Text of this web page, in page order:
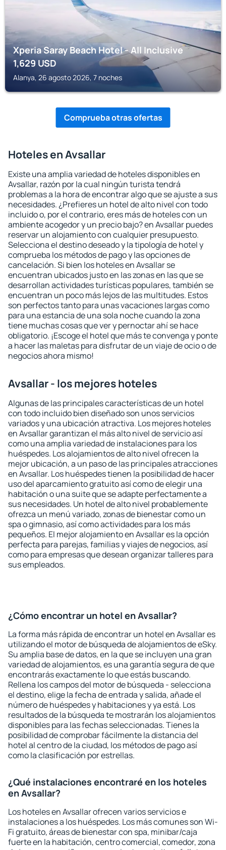
Xperia Saray Beach Hotel - All Inclusive
1,629USD
Alanya, 26 agosto 2026, 7 noches
Comprueba otras ofertas
Hoteles en Avsallar
Existe una amplia variedad de hoteles disponibles en
Avsallar, razón por la cual ningún turista tendrá
problemas a la hora de encontrar algo que se ajuste a sus
necesidades. ¿Prefieres un hotel de alto nivel con todo
incluido o, por el contrario, eres más de hoteles con un
ambiente acogedor y un precio bajo? en Avsallar puedes
reservar un alojamiento con cualquier presupuesto.
Selecciona el destino deseado y la tipología de hotel y
comprueba los métodos de pago y las opciones de
cancelación. Si bien los hoteles en Avsallar se
encuentran ubicados justo en las zonas en las que se
desarrollan actividades turísticas populares, también se
encuentran un poco más lejos de las multitudes. Estos
son perfectos tanto para unas vacaciones largas como
para una estancia de una sola noche cuando la zona
tiene muchas cosas que ver y pernoctar ahí se hace
obligatorio. ¡Escoge el hotel que más te convenga y ponte
a hacer las maletas para disfrutar de un viaje de ocio o de
negocios ahora mismo!
Avsallar - los mejores hoteles
Algunas de las principales características de un hotel
con todo incluido bien diseñado son unos servicios
variados y una ubicación atractiva. Los mejores hoteles
en Avsallar garantizan el más alto nivel de servicio así
como una amplia variedad de instalaciones para los
huéspedes. Los alojamientos de alto nivel ofrecen la
mejor ubicación, a un paso de las principales atracciones
en Avsallar. Los huéspedes tienen la posibilidad de hacer
uso del aparcamiento gratuito así como de elegir una
habitación o una suite que se adapte perfectamente a
sus necesidades. Un hotel de alto nivel probablemente
ofrezca un menú variado, zonas de bienestar como un
spa o gimnasio, así como actividades para los más
pequeños. El mejor alojamiento en Avsallar es la opción
perfecta para parejas, familias y viajes de negocios, así
como para empresas que desean organizar talleres para
sus empleados.
¿Cómo encontrar un hotel en Avsallar?
La forma más rápida de encontrar un hotel en Avsallar es
utilizando el motor de búsqueda de alojamientos de eSky.
Su amplia base de datos, en la que se incluyen una gran
variedad de alojamientos, es una garantía segura de que
encontrarás exactamente lo que estás buscando.
Rellena los campos del motor de búsqueda - selecciona
el destino, elige la fecha de entrada y salida, añade el
número de huéspedes y habitaciones y ya está. Los
resultados de la búsqueda te mostrarán los alojamientos
disponibles para las fechas seleccionadas. Tienes la
posibilidad de comprobar fácilmente la distancia del
hotel al centro de la ciudad, los métodos de pago así
como la clasificación por estrellas.
¿Qué instalaciones encontraré en los hoteles
en Avsallar?
Los hoteles en Avsallar ofrecen varios servicios e
instalaciones a los huéspedes. Los más comunes son Wi-
Fi gratuito, áreas de bienestar con spa, minibar/caja
fuerte en la habitación, centro comercial, comedor, zona